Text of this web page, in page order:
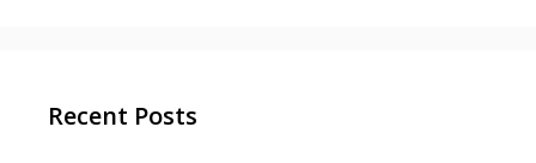
Recent Posts